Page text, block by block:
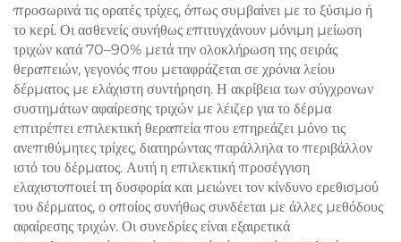
προσωρινά τις ορατές τρίχες, όπως συμβαίνει με το ξύσιμο ή
το κερί. Οι ασθενείς συνήθως επιτυγχάνουν μόνιμη μείωση
τριχών κατά 70–90% μετά την ολοκλήρωση της σειράς
θεραπειών, γεγονός που μεταφράζεται σε χρόνια λείου
δέρματος με ελάχιστη συντήρηση. Η ακρίβεια των σύγχρονων
συστημάτων αφαίρεσης τριχών με λέιζερ για το δέρμα
επιτρέπει επιλεκτική θεραπεία που επηρεάζει μόνο τις
ανεπιθύμητες τρίχες, διατηρώντας παράλληλα το περιβάλλον
ιστό του δέρματος. Αυτή η επιλεκτική προσέγγιση
ελαχιστοποιεί τη δυσφορία και μειώνει τον κίνδυνο ερεθισμού
του δέρματος, ο οποίος συνήθως συνδέεται με άλλες μεθόδους
αφαίρεσης τριχών. Οι συνεδρίες είναι εξαιρετικά